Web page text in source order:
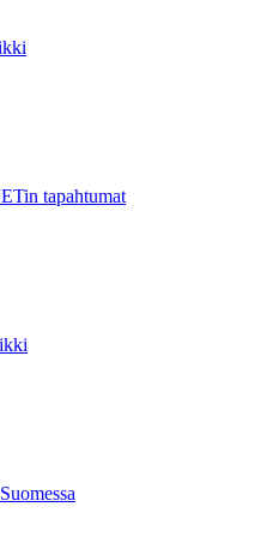
tapahtumat